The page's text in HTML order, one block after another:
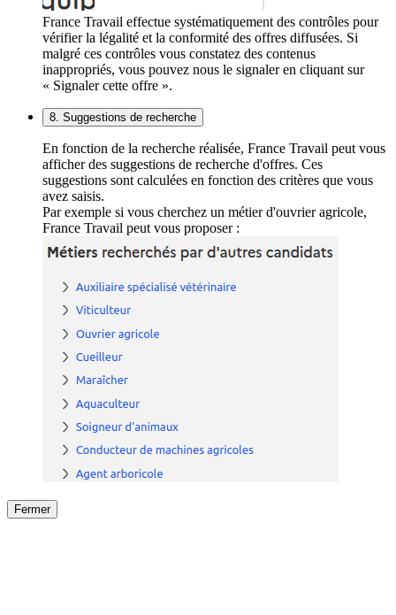
France Travail effectue systématiquement des contrôles pour
vérifier la légalité et la conformité des offres diffusées. Si
malgré ces contrôles vous constatez des contenus
inappropriés, vous pouvez nous le signaler en cliquant sur
« Signaler cette offre ».
8. Suggestions de recherche
En fonction de la recherche réalisée, France Travail peut vous
afficher des suggestions de recherche d'offres. Ces
suggestions sont calculées en fonction des critères que vous
avez saisis.
Par exemple si vous cherchez un métier d'ouvrier agricole,
France Travail peut vous proposer :
Fermer